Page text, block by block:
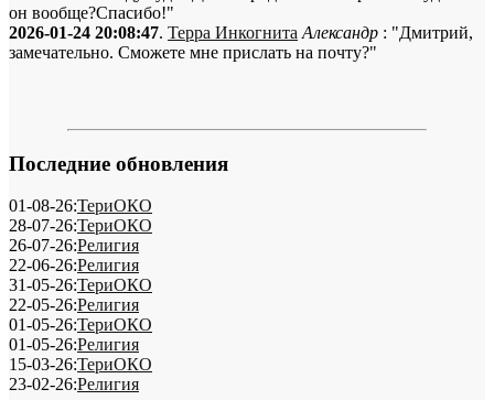
он вообще?Спасибо!"
2026-01-24 20:08:47. Терра Инкогнита Александр : "Дмитрий,
замечательно. Сможете мне прислать на почту?"
Последние обновления
01-08-26:ТериОКО
28-07-26:ТериОКО
26-07-26:Религия
22-06-26:Религия
31-05-26:ТериОКО
22-05-26:Религия
01-05-26:ТериОКО
01-05-26:Религия
15-03-26:ТериОКО
23-02-26:Религия